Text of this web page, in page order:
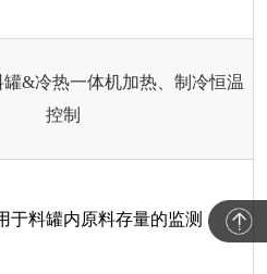
&冷热一体机加热、制冷恒温
控制
于料罐内原料存量的监测